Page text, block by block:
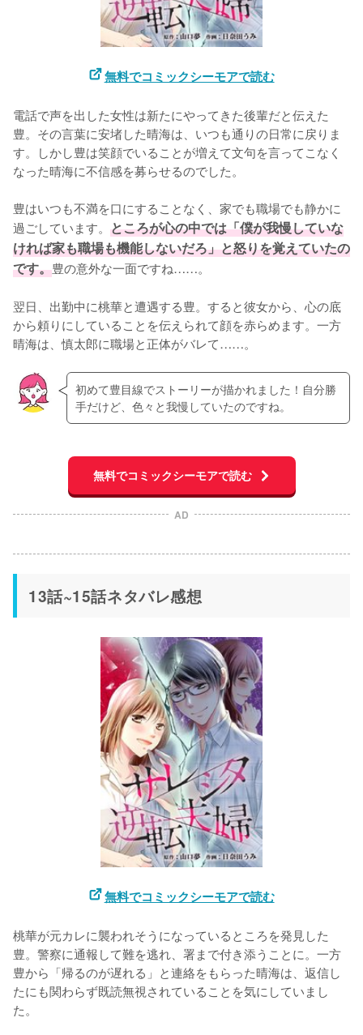
無料でコミックシーモアで読む
電話で声を出した女性は新たにやってきた後輩だと伝えた
豊。その言葉に安堵した晴海は、いつも通りの日常に戻りま
す。しかし豊は笑顔でいることが増えて文句を言ってこなく
なった晴海に不信感を募らせるのでした。
豊はいつも不満を口にすることなく、家でも職場でも静かに
過ごしています。 ところが心の中では「僕が我慢していな
ければ家も職場も機能しないだろ」と怒りを覚えていたの
です。豊の意外な一面ですね……。
翌日、出勤中に桃華と遭遇する豊。すると彼女から、心の底
から頼りにしていることを伝えられて顔を赤らめます。一方
晴海は、慎太郎に職場と正体がバレて……。
初めて豊目線でストーリーが描かれました！自分勝
手だけど、色々と我慢していたのですね。
無料でコミックシーモアで読む
AD
13話~15話ネタバレ感想
無料でコミックシーモアで読む
桃華が元カレに襲われそうになっているところを発見した
豊。警察に通報して難を逃れ、署まで付き添うことに。一方
豊から「帰るのが遅れる」と連絡をもらった晴海は、返信し
たにも関わらず既読無視されていることを気にしていまし
た。